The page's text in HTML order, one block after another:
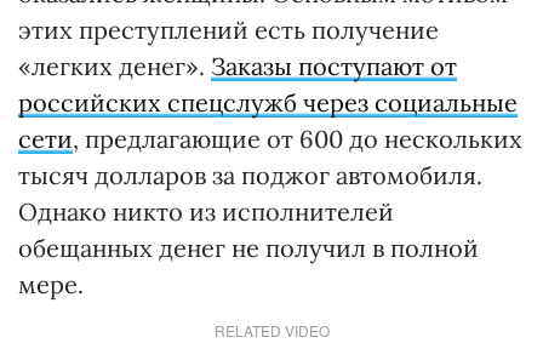
этих преступлений есть получение
«легких денег». Заказы поступают от
российских спецслужб через социальные
сети, предлагающие от 600 до нескольких
тысяч долларов за поджог автомобиля.
Однако никто из исполнителей
обещанных денег не получил в полной
мере.
RELATED VIDEO